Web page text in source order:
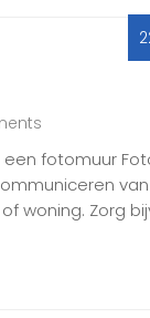
fotomuur
woning. Zorg